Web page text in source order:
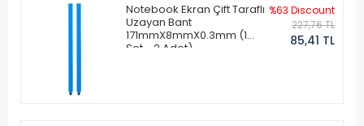
Notebook Ekran Çift Taraflı
Uzayan Bant
171mmX8mmX0.3mm (1
Set - 2 Adet)
%63 Discount
227,76 TL
85,41 TL